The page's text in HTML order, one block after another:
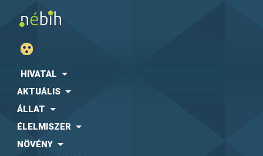
HIVATAL
AKTUÁLIS
ÁLLAT
ÉLELMISZER
NÖVÉNY